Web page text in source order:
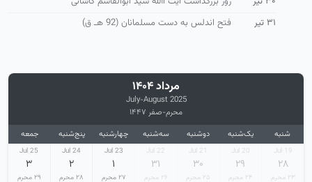
۳۱ تیر
فتح اندلس به دست مسلمانان (92 هـ ق)
مرداد ۱۴۰۴
July-August 2025
محرم-صفر ۱۴۴۷
شنبه یک‌شنبه دوشنبه سه‌شنبه چهارشنبه پنج‌شنبه جمعه
19 Jul
۲۸
۲۳ محرم
20 Jul
۲۹
۲۴ محرم
21 Jul
۳۰
۲۵ محرم
22 Jul
۳۱
۲۶ محرم
23 Jul
۱
۲۷ محرم
24 Jul
۲
۲۸ محرم
25 Jul
۳
۲۹ محرم